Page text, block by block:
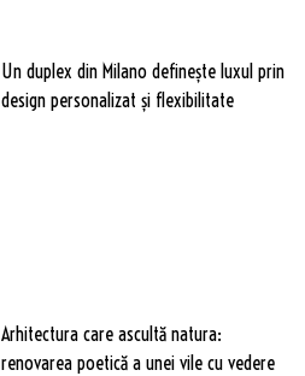
Un duplex din Milano definește luxul prin
design personalizat și flexibilitate
Arhitectura care ascultă natura:
renovarea poetică a unei vile cu vedere